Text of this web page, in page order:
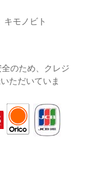
モノビト
のため、クレジ
ただいていま